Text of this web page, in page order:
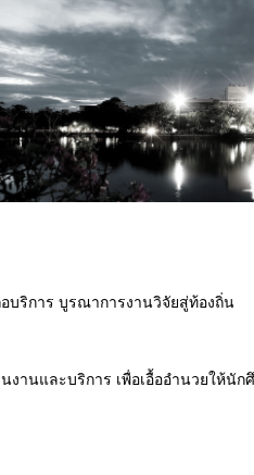
บริการ บูรณาการงานวิจัยสู่ท้องถิ่น
านและบริการ เพื่อเอื้ออำนวยให้นั